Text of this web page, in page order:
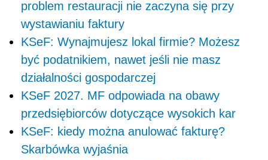
problem restauracji nie zaczyna się przy
wystawianiu faktury
KSeF: Wynajmujesz lokal firmie? Możesz
być podatnikiem, nawet jeśli nie masz
działalności gospodarczej
KSeF 2027. MF odpowiada na obawy
przedsiębiorców dotyczące wysokich kar
KSeF: kiedy można anulować fakturę?
Skarbówka wyjaśnia